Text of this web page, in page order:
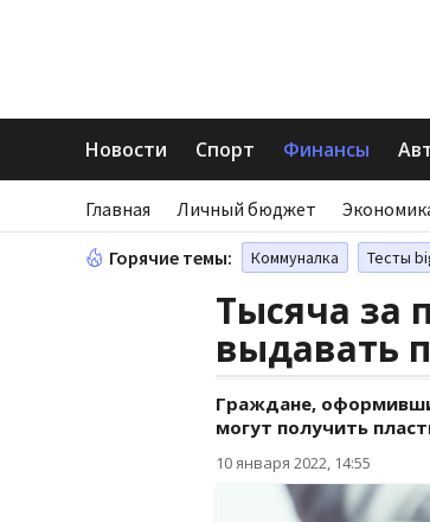
Новости Спорт Финансы
Главная Личный бюджет
Горячие темы: Коммуналка Тесты
Тысяча за
выдавать
Граждане,
могут получить
10 января 2022, 14:55